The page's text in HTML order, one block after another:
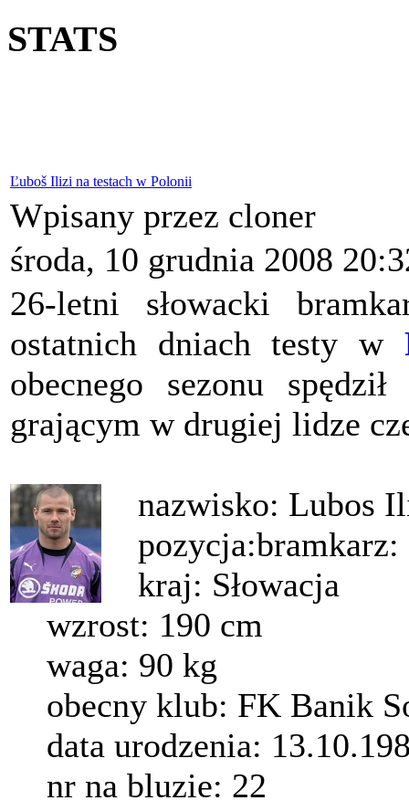
STATS
Ľuboš Ilizi na testach w Polonii
Wpisany przez cloner
środa, 10 grudnia 2008
26-letni słowacki
ostatnich dniach testy w
obecnego sezonu
grającym w drugiej lidze
nazwisko: Lubos
pozycja:bramkarz:
kraj: Słowacja
wzrost: 190 cm
waga: 90 kg
obecny klub: FK Banik
data urodzenia:
nr na bluzie: 22